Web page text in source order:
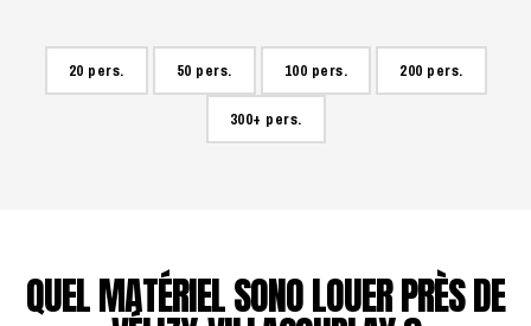
20 pers. 50 pers. 100 pers. 200 pers.
300+ pers.
QUEL MATÉRIEL SONO LOUER PRÈS DE